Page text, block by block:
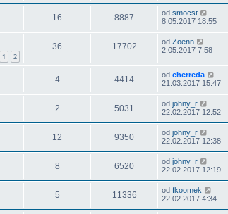
16 8887 od smocst
8.05.2017 18:55
1 2
36 17702 od Zoenn
2.05.2017 7:58
4 4414 od cherreda
21.03.2017 15:47
2 5031 od johny_r
22.02.2017 12:52
12 9350 od johny_r
22.02.2017 12:38
8 6520 od johny_r
22.02.2017 12:19
5 11336 od fkoomek
22.02.2017 4:34